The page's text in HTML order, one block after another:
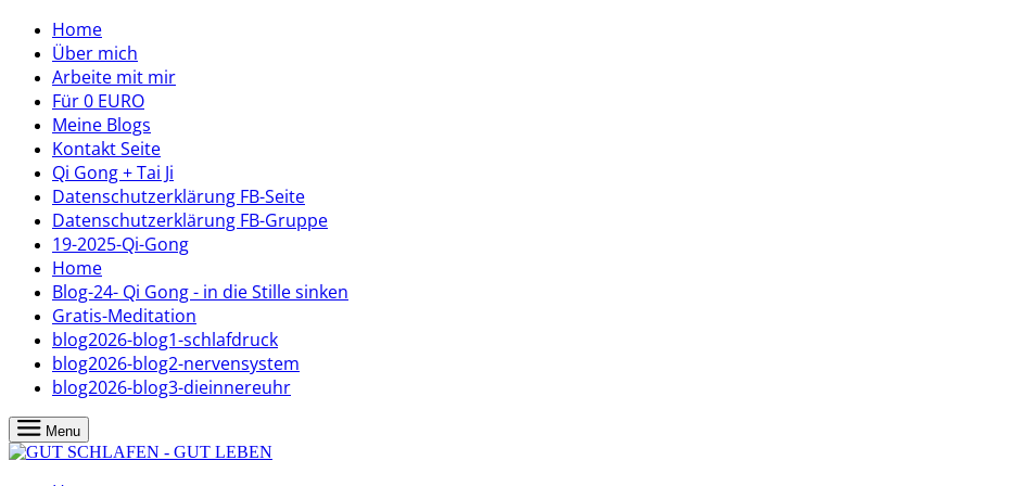
Home
Über mich
Arbeite mit mir
Für 0 EURO
Meine Blogs
Kontakt Seite
Qi Gong + Tai Ji
Datenschutzerklärung FB-Seite
Datenschutzerklärung FB-Gruppe
19-2025-Qi-Gong
Home
Blog-24- Qi Gong - in die Stille sinken
Gratis-Meditation
blog2026-blog1-schlafdruck
blog2026-blog2-nervensystem
blog2026-blog3-dieinnereuhr
Menu